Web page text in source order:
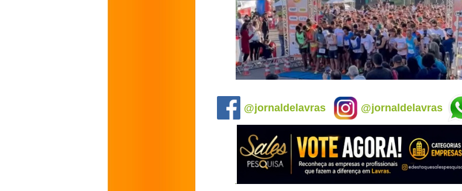
@jornaldelavras @jornaldelavras